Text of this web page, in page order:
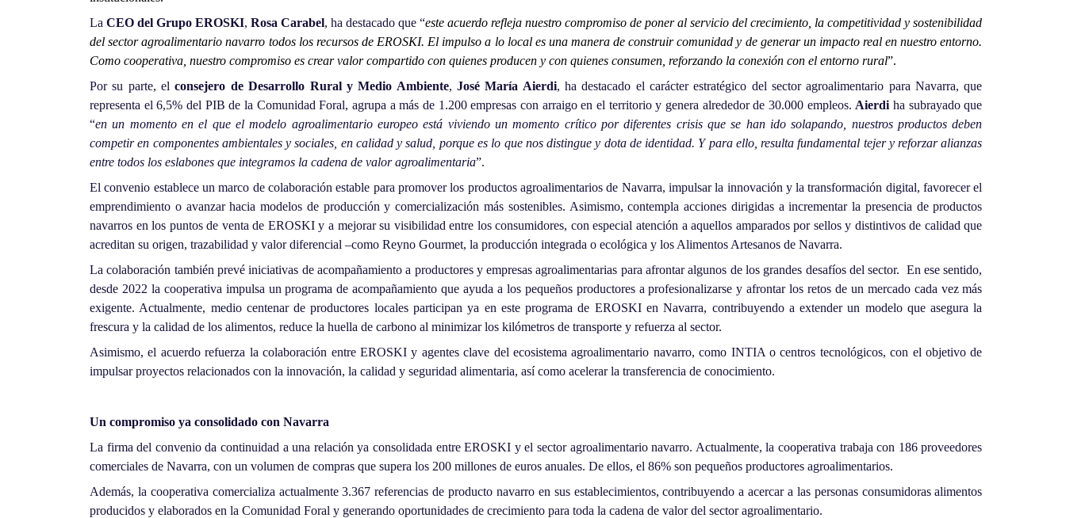
LaCEO del Grupo EROSKI,Rosa Carabel, ha destacado que “este acuerdo refleja nuestro compromiso de poner al servicio del crecimiento, la competitividad y sostenibilidad
del sector agroalimentario navarro todos los recursos de EROSKI. El impulso a lo local es una manera de construir comunidad y de generar un impacto real en nuestro entorno.
Como cooperativa, nuestro compromiso es crear valor compartido con quienes producen y con quienes consumen, reforzando la conexión con el entorno rural”.
Por su parte, elconsejero de Desarrollo Rural y Medio Ambiente, José María Aierdi, ha destacado el carácter estratégico del sector agroalimentario para Navarra, que
representa el 6,5% del PIB de la Comunidad Foral, agrupa a más de 1.200 empresas con arraigo en el territorio y genera alrededor de 30.000 empleos. Aierdi ha subrayado que
“en un momento en el que el modelo agroalimentario europeo está viviendo un momento crítico por diferentes crisis que se han ido solapando, nuestros productos deben
competir en componentes ambientales y sociales, en calidad y salud, porque es lo que nos distingue y dota de identidad. Y para ello, resulta fundamental tejer y reforzar alianzas
entre todos los eslabones que integramos la cadena de valor agroalimentaria”.
El convenio establece un marco de colaboración estable para promover los productos agroalimentarios de Navarra, impulsar la innovación y la transformación digital, favorecer el
emprendimiento o avanzar hacia modelos de producción y comercialización más sostenibles. Asimismo, contempla acciones dirigidas a incrementar la presencia de productos
navarros en los puntos de venta de EROSKI y a mejorar su visibilidad entre los consumidores, con especial atención a aquellos amparados por sellos y distintivos de calidad que
acreditan su origen, trazabilidad y valor diferencial –como Reyno Gourmet, la producción integrada o ecológica y los Alimentos Artesanos de Navarra.
La colaboración también prevé iniciativas de acompañamiento a productores y empresas agroalimentarias para afrontar algunos de los grandes desafíos del sector. En ese sentido,
desde 2022 la cooperativa impulsa un programa de acompañamiento que ayuda a los pequeños productores a profesionalizarse y afrontar los retos de un mercado cada vez más
exigente. Actualmente, medio centenar de productores locales participan ya en este programa de EROSKI en Navarra, contribuyendo a extender un modelo que asegura la
frescura y la calidad de los alimentos, reduce la huella de carbono al minimizar los kilómetros de transporte y refuerza al sector.
Asimismo, el acuerdo refuerza la colaboración entre EROSKI y agentes clave del ecosistema agroalimentario navarro, como INTIA o centros tecnológicos, con el objetivo de
impulsar proyectos relacionados con la innovación, la calidad y seguridad alimentaria, así como acelerar la transferencia de conocimiento.
Un compromiso ya consolidado con Navarra
La firma del convenio da continuidad a una relación ya consolidada entre EROSKI y el sector agroalimentario navarro. Actualmente, la cooperativa trabaja con 186 proveedores
comerciales de Navarra, con un volumen de compras que supera los 200 millones de euros anuales. De ellos, el 86% son pequeños productores agroalimentarios.
Además, la cooperativa comercializa actualmente 3.367 referencias de producto navarro en sus establecimientos, contribuyendo a acercar a las personas consumidoras alimentos
producidos y elaborados en la Comunidad Foral y generando oportunidades de crecimiento para toda la cadena de valor del sector agroalimentario.